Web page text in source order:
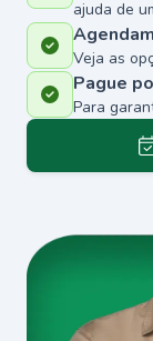
ajuda de
Veja as
Pague
Para